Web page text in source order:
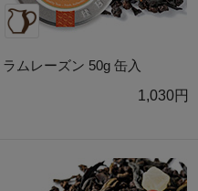
ラムレーズン 50g 缶入
1,030円